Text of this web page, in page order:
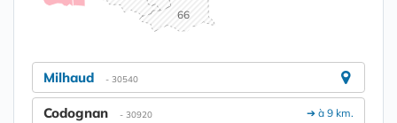
66
Milhaud - 30540
➔ à 9 km.
Codognan - 30920